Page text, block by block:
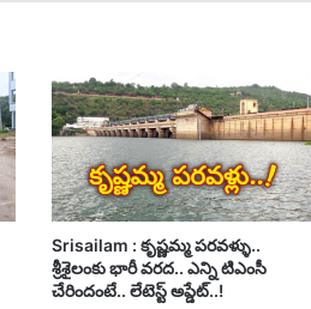
Srisailam : కృష్ణమ్మ పరవళ్ళు..
శ్రీశైలంకు భారీ వరద.. ఎన్ని టిఎంసీ
చేరిందంటే.. లేటెస్ట్ అప్డేట్..!